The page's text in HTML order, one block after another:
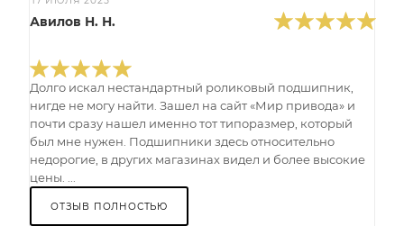
Авилов Н. Н.
Долго искал нестандартный роликовый подшипник,
нигде не могу найти. Зашел на сайт «Мир привода» и
почти сразу нашел именно тот типоразмер, который
был мне нужен. Подшипники здесь относительно
недорогие, в других магазинах видел и более высокие
цены. ...
ОТЗЫВ ПОЛНОСТЬЮ